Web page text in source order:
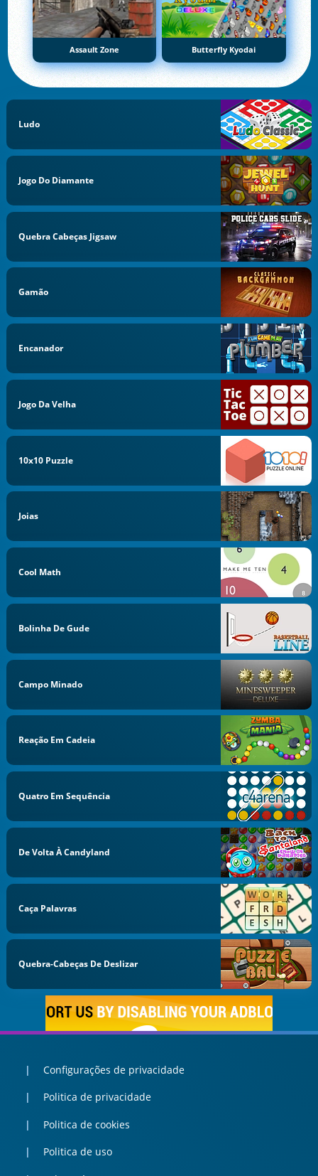
Assault Zone Butterfly Kyodai
Ludo
Jogo Do Diamante
Quebra Cabeças Jigsaw
Gamão
Encanador
Jogo Da Velha
10x10 Puzzle
Joias
Cool Math
Bolinha De Gude
Campo Minado
Reação Em Cadeia
Quatro Em Sequência
De Volta À Candyland
Caça Palavras
Quebra-Cabeças De Deslizar
Configurações de privacidade
Politica de privacidade
Politica de cookies
Politica de uso